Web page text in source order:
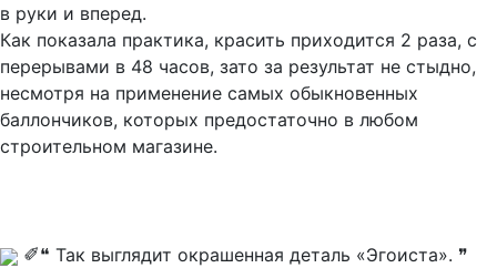
в руки и вперед.
Как показала практика, красить приходится 2 раза, с
перерывами в 48 часов, зато за результат не стыдно,
несмотря на применение самых обыкновенных
баллончиков, которых предостаточно в любом
строительном магазине.
✐❝ Так выглядит окрашенная деталь «Эгоиста». ❞